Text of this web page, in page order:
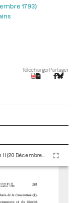
1793)
TéléchargerPartager